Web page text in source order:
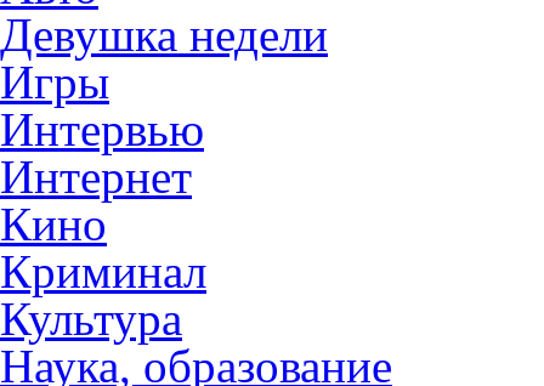
Девушка недели
Игры
Интервью
Интернет
Кино
Криминал
Культура
Наука, образование